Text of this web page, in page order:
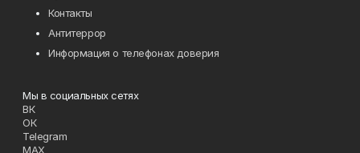
Контакты
Антитеррор
Информация о телефонах доверия
Мы в социальных сетях
ВК
ОК
Telegram
MAX